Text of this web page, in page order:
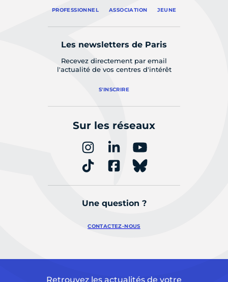
PROFESSIONNEL ASSOCIATION JEUNE
Les newsletters de Paris
Recevez directement par email
l'actualité de vos centres d'intérêt
S'INSCRIRE
Sur les réseaux
Une question ?
CONTACTEZ-NOUS
Retrouvez les actualités de votre